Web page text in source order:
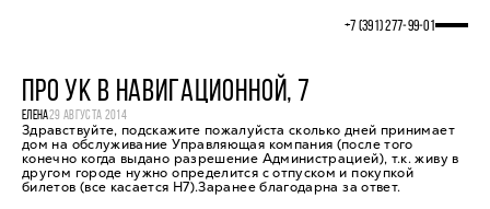
+7 (391) 277‒99‒01
ПРО УК В НАВИГАЦИОННОЙ, 7
ЕЛЕНА29 АВГУСТА 2014
Здравствуйте, подскажите пожалуйста сколько дней принимает
дом на обслуживание Управляющая компания (после того
конечно когда выдано разрешение Администрацией), т.к. живу в
другом городе нужно определится с отпуском и покупкой
билетов (все касается Н7).Заранее благодарна за ответ.